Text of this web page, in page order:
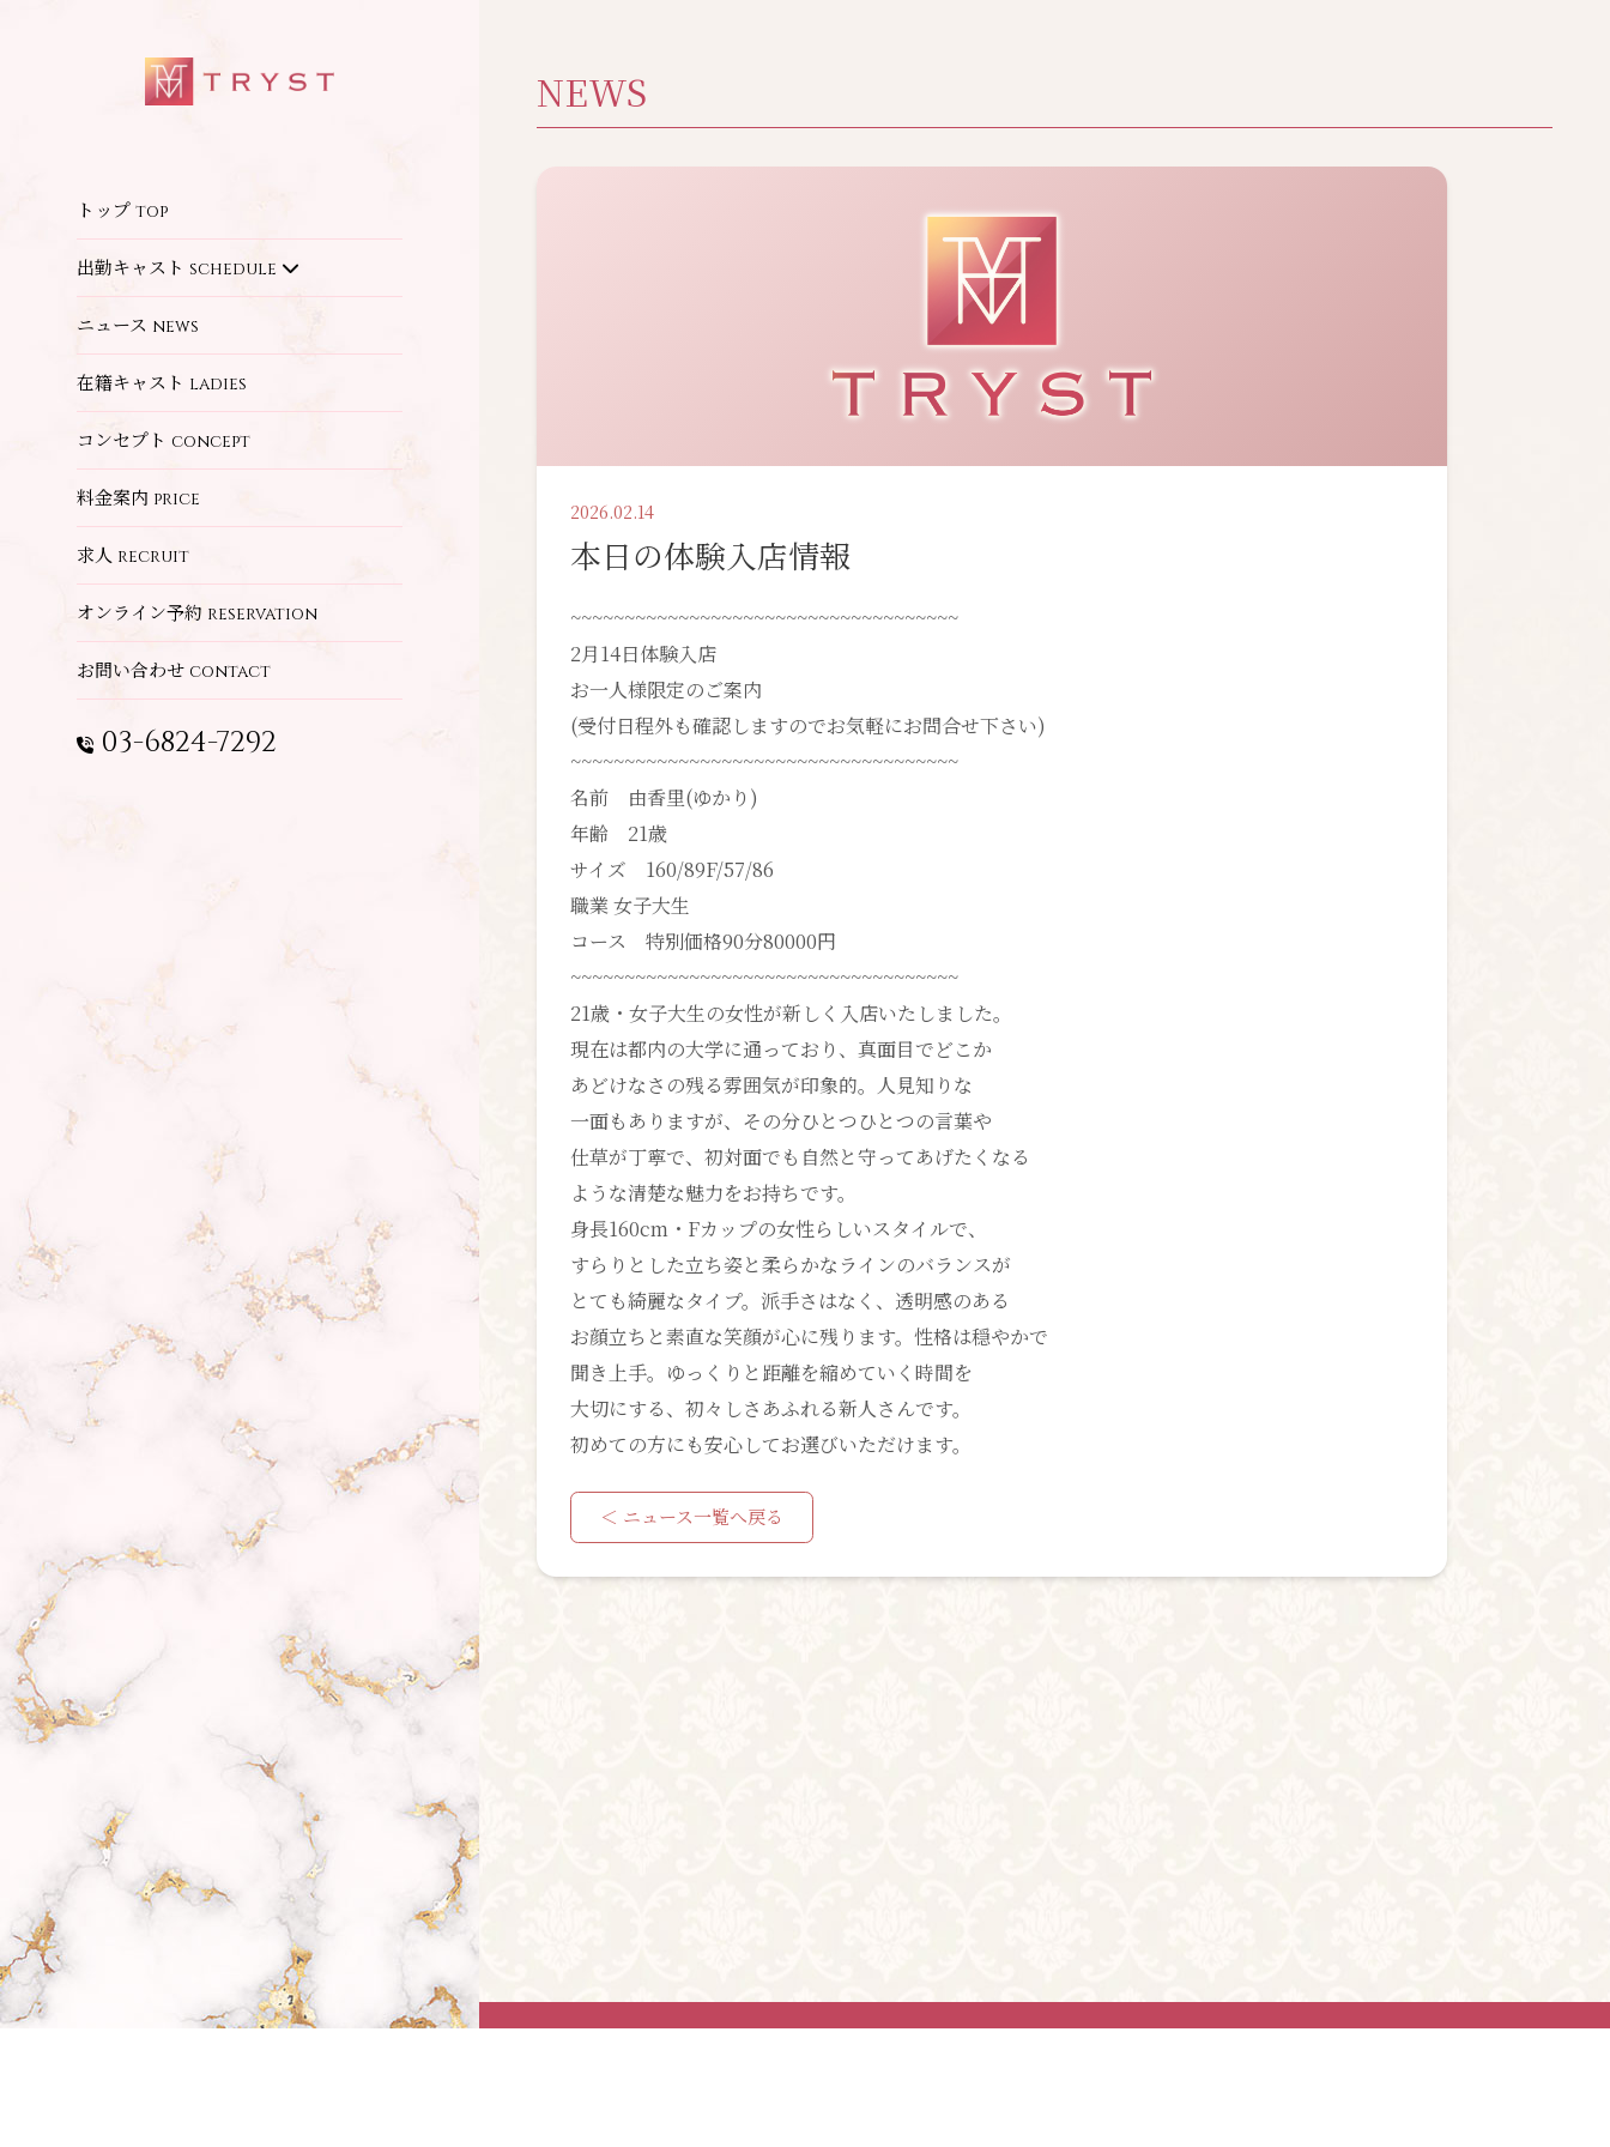
トップ top
出勤キャスト schedule
ニュース news
在籍キャスト ladies
コンセプト concept
料金案内 price
求人 recruit
オンライン予約 reservation
お問い合わせ contact
03-6824-7292
NEWS
2026.02.14
本日の体験入店情報
~~~~~~~~~~~~~~~~~~~~~~~~~~~~~~~~~~~~
2月14日体験入店
お一人様限定のご案内
(受付日程外も確認しますのでお気軽にお問合せ下さい)
~~~~~~~~~~~~~~~~~~~~~~~~~~~~~~~~~~~~
名前 由香里(ゆかり)
年齢 21歳
サイズ 160/89F/57/86
職業 女子大生
コース 特別価格90分80000円
~~~~~~~~~~~~~~~~~~~~~~~~~~~~~~~~~~~~
21歳・女子大生の女性が新しく入店いたしました。
現在は都内の大学に通っており、真面目でどこか
あどけなさの残る雰囲気が印象的。人見知りな
一面もありますが、その分ひとつひとつの言葉や
仕草が丁寧で、初対面でも自然と守ってあげたくなる
ような清楚な魅力をお持ちです。
身長160cm・Fカップの女性らしいスタイルで、
すらりとした立ち姿と柔らかなラインのバランスが
とても綺麗なタイプ。派手さはなく、透明感のある
お顔立ちと素直な笑顔が心に残ります。性格は穏やかで
聞き上手。ゆっくりと距離を縮めていく時間を
大切にする、初々しさあふれる新人さんです。
初めての方にも安心してお選びいただけます。
＜ ニュース一覧へ戻る